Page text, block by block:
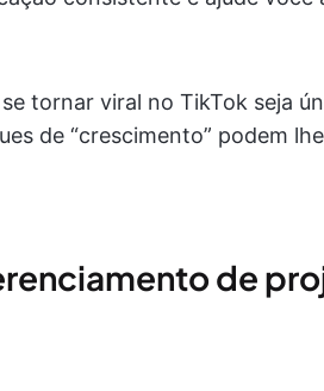
tornar viral no TikTok seja
de “crescimento” podem
de